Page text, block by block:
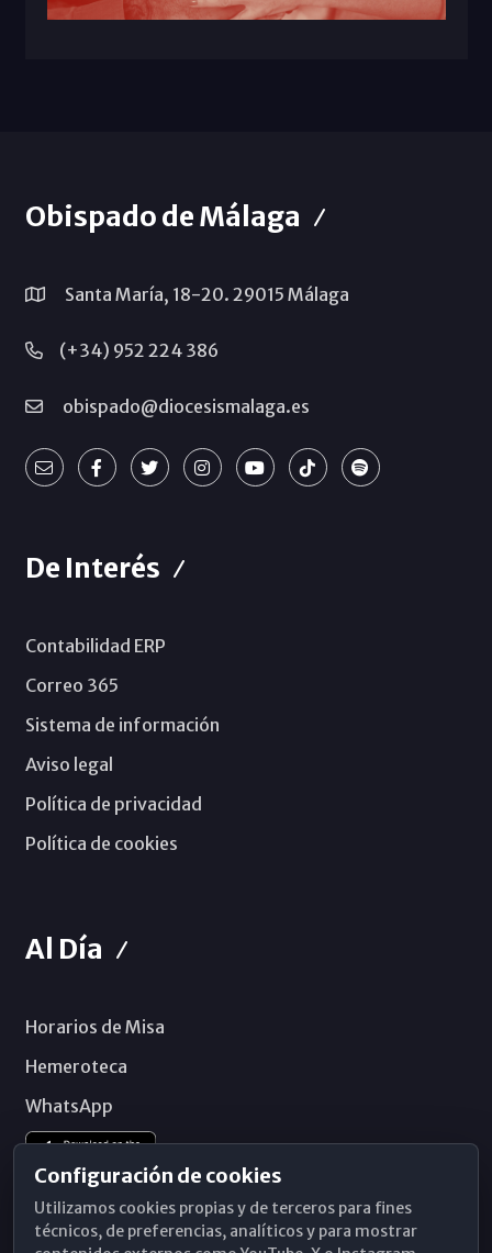
Obispado de Málaga
Santa María, 18-20. 29015 Málaga
(+34) 952 224 386
obispado@diocesismalaga.es
De Interés
Contabilidad ERP
Correo 365
Sistema de información
Aviso legal
Política de privacidad
Política de cookies
Al Día
Horarios de Misa
Hemeroteca
WhatsApp
Configuración de cookies
Utilizamos cookies propias y de terceros para fines
técnicos, de preferencias, analíticos y para mostrar